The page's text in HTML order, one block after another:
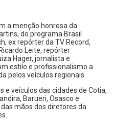
a menção honrosa da
do programa Brasil
ex repórter da TV Record,
Leite, repórter
Hager, jornalista e
estilo e profissionalismo a
pelos veículos regionais.
e veículos das cidades de Cotia,
Barueri, Osasco e
mãos dos diretores da